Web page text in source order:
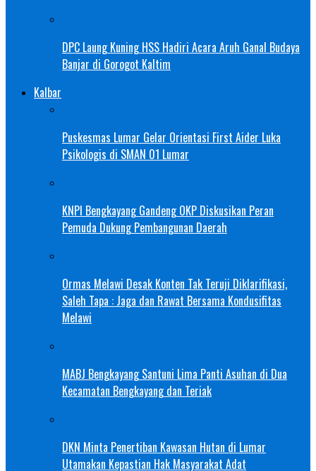
DPC Laung Kuning HSS Hadiri Acara Aruh Ganal Budaya
Banjar di Gorogot Kaltim
Kalbar
Puskesmas Lumar Gelar Orientasi First Aider Luka
Psikologis di SMAN 01 Lumar
KNPI Bengkayang Gandeng OKP Diskusikan Peran
Pemuda Dukung Pembangunan Daerah
Ormas Melawi Desak Konten Tak Teruji Diklarifikasi,
Saleh Tapa : Jaga dan Rawat Bersama Kondusifitas
Melawi
MABJ Bengkayang Santuni Lima Panti Asuhan di Dua
Kecamatan Bengkayang dan Teriak
DKN Minta Penertiban Kawasan Hutan di Lumar
Utamakan Kepastian Hak Masyarakat Adat